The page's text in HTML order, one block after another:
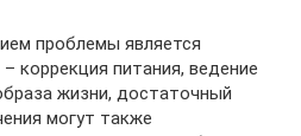
проблемы является
коррекция питания, ведение
жизни, достаточный
могут также